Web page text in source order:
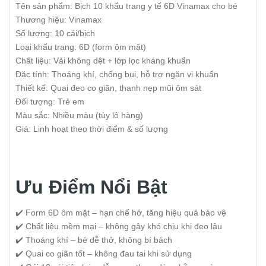
Tên sản phẩm: Bịch 10 khẩu trang y tế 6D Vinamax cho bé
Thương hiệu: Vinamax
Số lượng: 10 cái/bịch
Loại khẩu trang: 6D (form ôm mặt)
Chất liệu: Vải không dệt + lớp lọc kháng khuẩn
Đặc tính: Thoáng khí, chống bụi, hỗ trợ ngăn vi khuẩn
Thiết kế: Quai đeo co giãn, thanh nẹp mũi ôm sát
Đối tượng: Trẻ em
Màu sắc: Nhiều màu (tùy lô hàng)
Giá: Linh hoạt theo thời điểm & số lượng
Ưu Điểm Nổi Bật
✔️ Form 6D ôm mặt – hạn chế hở, tăng hiệu quả bảo vệ
✔️ Chất liệu mềm mại – không gây khó chịu khi đeo lâu
✔️ Thoáng khí – bé dễ thở, không bí bách
✔️ Quai co giãn tốt – không đau tai khi sử dụng